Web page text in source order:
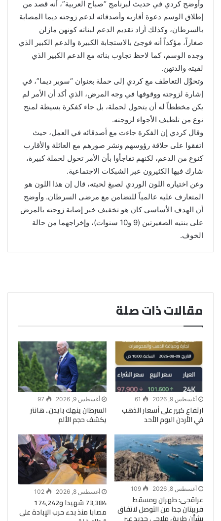
وأوضح كردي في حديث لبرنامج “صباح العربية”، أنه قصد من
إطلاق الوسم دعوة أقاربه وأصدقائه لدعم زوجته ديما المصابة
بالسرطان، وكذلك أراد تقديم الدعم لبناته كونهن مازلن
صغاراً، مؤكداً أنه فوجئ بالاستجابة الكبيرة والدعم الكبير الذي
وجده الوسم، كما لاحظ تجاوب بناته مع الدعم الكبير الذي
لقيته والدتهن.
وتحوَّل التعاطف مع كردي إلى حملة بعنوان “سوبر ديما”، في
إشارة لزوجته ووقوفها في وجه المرض، الذي أكد أن الأمر لم
يكن مخططاً له أن يتحول لحملة، بل جاء كفكرة بسيطة لمنح
نوع من تلطيف الأجواء لزوجته.
وقال كردي إن الفكرة جاءت مع أصدقائه في العمل، حيث
اتفقوا على حلاقة رؤوسهم ونشر صورهم مع العائلة والأقارب
كنوع من الدعم، لكنهم تفاجأوا بأن الأمر تحول لحملة كبيرة،
شارك فيها الكثيرون عبر الشبكات الاجتماعية.
وعن اختياره اللون الوردي لصبغ لحيته، قال إن هذا اللون هو
المتعارف عليه عالمياً للتضامن مع مرضى السرطان. وأوضح
أن الهدف الأساسي كان هو تخفيف خبر إصابة زوجته بالمرض
على بنتيه الصغيرتين (9 و10 سنوات)، وإخراجهما من حالة
الخوف.
مقالات ذات صلة
أغسطس 9, 2026 61
ارتفاع كبير على أسعار الذهب
في الأردن اليوم الأحد
أغسطس 9, 2026 97
السرطان ينهك بايدن.. هانتر
يكشف حجم الألم
أغسطس 8, 2026 109
عراقجى: طهران ومسقط
قريبتان جدا من التوصل لاتفاق
بشأن طريق ملاحي جديد عبر
أغسطس 8, 2026 102
73,384 شهيدا و174,242
مصابا منذ بدء حرب الإبادة على